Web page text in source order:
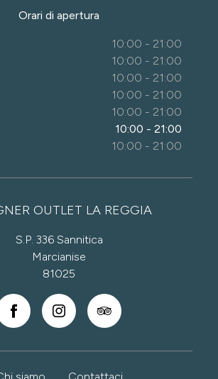
Orari di apertura
10:00 - 21:00
10:00 - 21:00
10:00 - 21:00
10:00 - 21:00
10:00 - 21:00
10:00 - 21:00
10:00 - 21:00
OUTLET LA REGGIA
S.P. 336 Sannitica
Marcianise
81025